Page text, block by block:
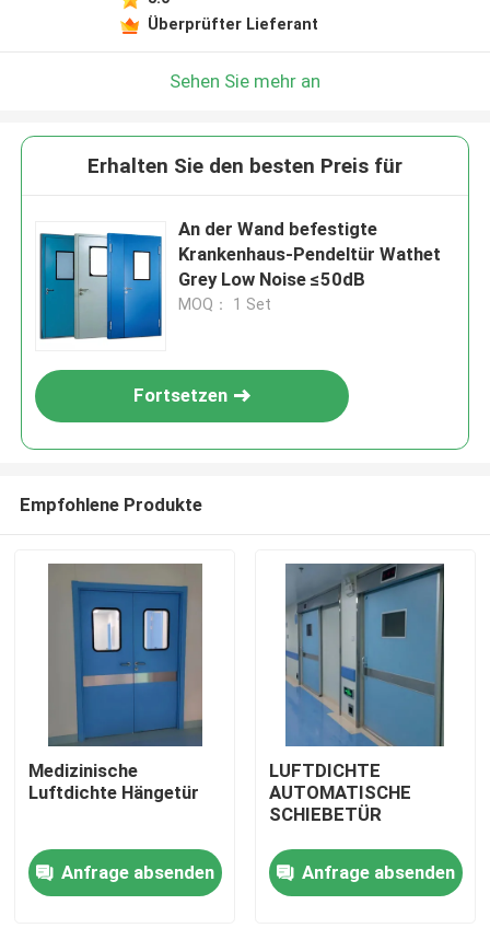
Haus
Produkte
Überprüfter Lieferant
Sehen Sie mehr an
Erhalten Sie den besten Preis für
An der Wand befestigte
Krankenhaus-Pendeltür Wathet
Grey Low Noise ≤50dB
MOQ： 1 Set
Fortsetzen
Empfohlene Produkte
Medizinische
Luftdichte Hängetür
Anfrage absenden
LUFTDICHTE
AUTOMATISCHE
SCHIEBETÜR
Anfrage absenden